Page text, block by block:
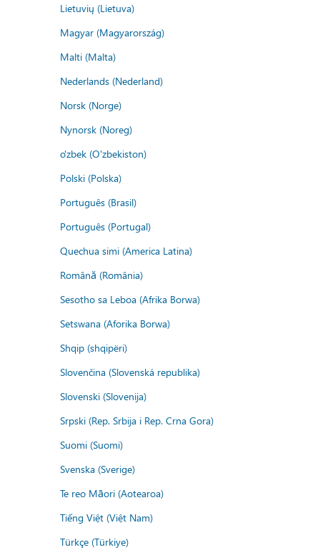
Lietuvių (Lietuva)
Magyar (Magyarország)
Malti (Malta)
Nederlands (Nederland)
Norsk (Norge)
Nynorsk (Noreg)
o'zbek (O'zbekiston)
Polski (Polska)
Português (Brasil)
Português (Portugal)
Quechua simi (America Latina)
Română (România)
Sesotho sa Leboa (Afrika Borwa)
Setswana (Aforika Borwa)
Shqip (shqipëri)
Slovenčina (Slovenská republika)
Slovenski (Slovenija)
Srpski (Rep. Srbija i Rep. Crna Gora)
Suomi (Suomi)
Svenska (Sverige)
Te reo Māori (Aotearoa)
Tiếng Việt (Việt Nam)
Türkçe (Türkiye)